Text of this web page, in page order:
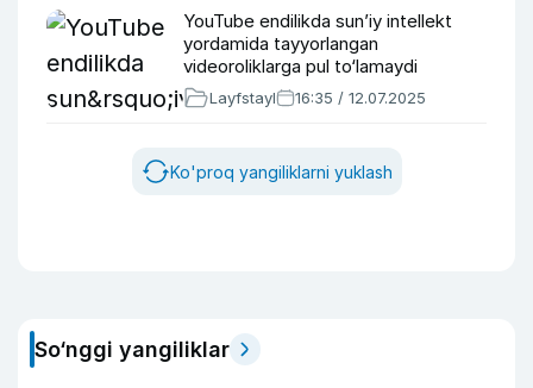
YouTube endilikda sun’iy intellekt
yordamida tayyorlangan
videoroliklarga pul to‘lamaydi
Layfstayl 16:35 / 12.07.2025
Ko'proq yangiliklarni yuklash
So‘nggi yangiliklar